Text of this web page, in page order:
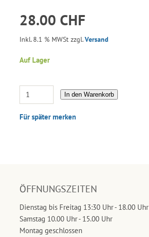
28.00 CHF
Inkl. 8.1 % MWSt zzgl.Versand
Auf Lager
In den Warenkorb
Für später merken
ÖFFNUNGSZEITEN
Dienstag bis Freitag 13:30 Uhr - 18.00 Uhr
Samstag 10.00 Uhr - 15.00 Uhr
Montag geschlossen